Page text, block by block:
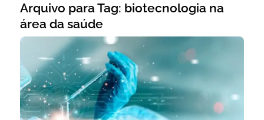
Arquivo para Tag: biotecnologia na
área da saúde